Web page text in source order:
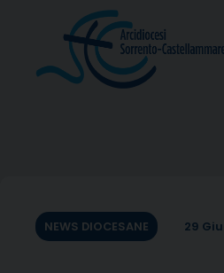
NEWS DIOCESANE 29